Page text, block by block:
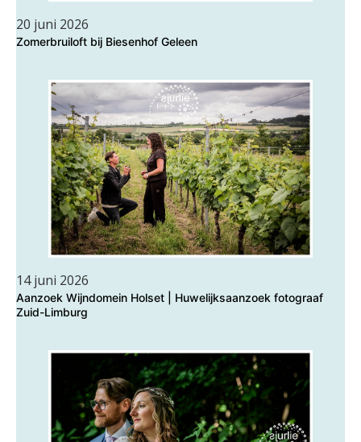
20 juni 2026
Zomerbruiloft bij Biesenhof Geleen
14 juni 2026
Aanzoek Wijndomein Holset | Huwelijksaanzoek fotograaf
Zuid-Limburg